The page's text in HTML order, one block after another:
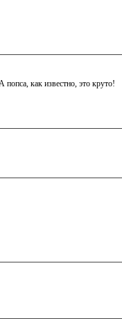
как известно, это круто!